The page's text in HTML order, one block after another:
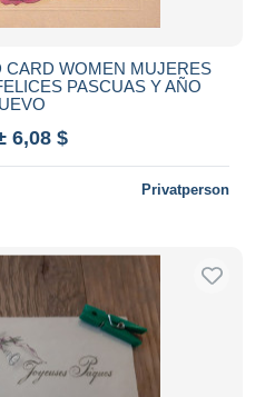
CARD WOMEN MUJERES
PASCUAS Y AÑO
6,08 $
Privatperson